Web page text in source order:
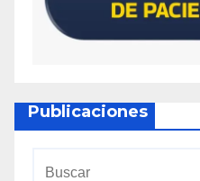
Publicaciones